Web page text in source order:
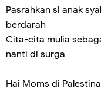
Pasrahkan si anak
berdarah
Cita-cita mulia
nanti di surga
Hai Moms di Palestina